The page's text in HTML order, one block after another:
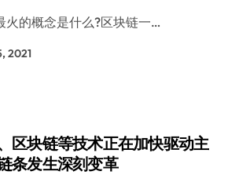
火的概念是什么?区块链一…
2021
区块链等技术正在加快驱动主
条发生深刻变革